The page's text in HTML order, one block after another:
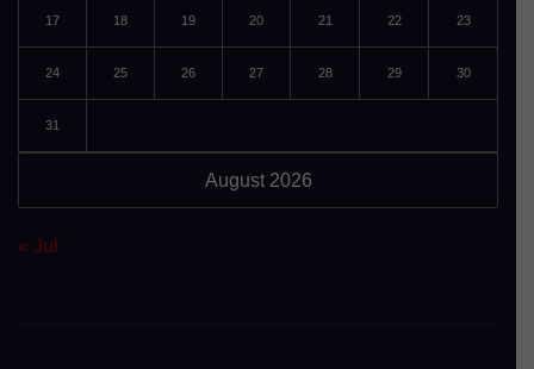
August 2026
17 18 19 20 21 22 23
24 25 26 27 28 29 30
31
« Jul